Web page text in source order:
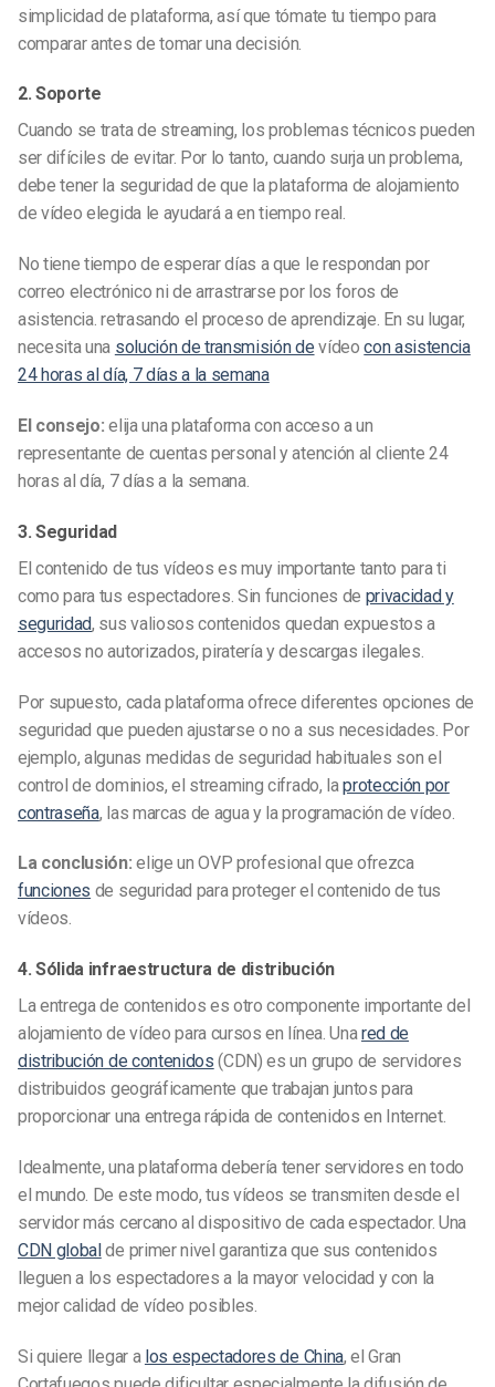
simplicidad de plataforma, así que tómate tu tiempo para
comparar antes de tomar una decisión.
2. Soporte
Cuando se trata de streaming, los problemas técnicos pueden
ser difíciles de evitar. Por lo tanto, cuando surja un problema,
debe tener la seguridad de que la plataforma de alojamiento
de vídeo elegida le ayudará aen tiempo real.
No tiene tiempo de esperar días a que le respondan por
correo electrónico ni de arrastrarse por los foros de
asistencia. retrasando el proceso de aprendizaje. En su lugar,
necesita una solución de transmisión de vídeocon asistencia
24 horas al día, 7 días a la semana
El consejo: elija una plataforma con acceso a un
representante de cuentas personal y atención al cliente 24
horas al día, 7 días a la semana.
3. Seguridad
El contenido de tus vídeos es muy importante tanto para ti
como para tus espectadores. Sin funciones de privacidad y
seguridad, sus valiosos contenidos quedan expuestos a
accesos no autorizados, piratería y descargas ilegales.
Por supuesto, cada plataforma ofrece diferentes opciones de
seguridad que pueden ajustarse o no a sus necesidades. Por
ejemplo, algunas medidas de seguridad habituales son el
control de dominios, el streaming cifrado, laprotección por
contraseña, las marcas de agua y la programación de vídeo.
La conclusión: elige un OVP profesional que ofrezca
funciones de seguridad para proteger el contenido de tus
vídeos.
4. Sólida infraestructura de distribución
La entrega de contenidos es otro componente importante del
alojamiento de vídeo para cursos en línea. Unared de
distribución de contenidos (CDN) es un grupo de servidores
distribuidos geográficamente que trabajan juntos para
proporcionar una entrega rápida de contenidos en Internet.
Idealmente, una plataforma debería tener servidores en todo
el mundo. De este modo, tus vídeos se transmiten desde el
servidor más cercano al dispositivo de cada espectador. Una
CDN globalde primer nivel garantiza que sus contenidos
lleguen a los espectadores a la mayor velocidad y con la
mejor calidad de vídeo posibles.
Si quiere llegar a los espectadores de China, el Gran